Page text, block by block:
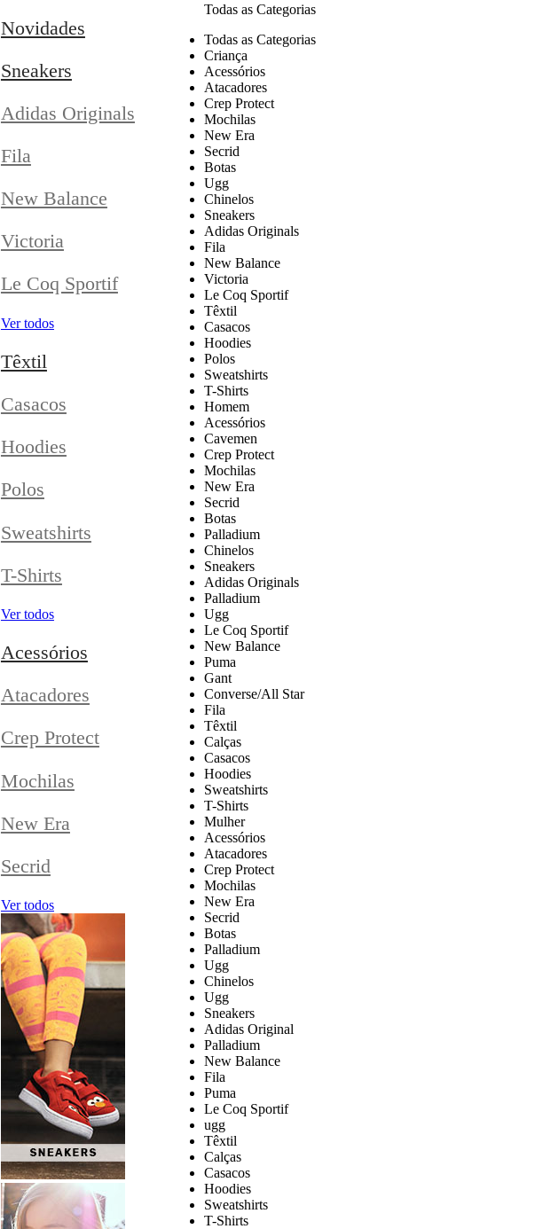
Novidades
Sneakers
Adidas Originals
Fila
New Balance
Victoria
Le Coq Sportif
Ver todos
Têxtil
Casacos
Hoodies
Polos
Sweatshirts
T-Shirts
Ver todos
Acessórios
Atacadores
Crep Protect
Mochilas
New Era
Secrid
Ver todos
Todas as Categorias
Todas as Categorias
Criança
Acessórios
Atacadores
Crep Protect
Mochilas
New Era
Secrid
Botas
Ugg
Chinelos
Sneakers
Adidas Originals
Fila
New Balance
Victoria
Le Coq Sportif
Têxtil
Casacos
Hoodies
Polos
Sweatshirts
T-Shirts
Homem
Acessórios
Cavemen
Crep Protect
Mochilas
New Era
Secrid
Botas
Palladium
Chinelos
Sneakers
Adidas Originals
Palladium
Ugg
Le Coq Sportif
New Balance
Puma
Gant
Converse/All Star
Fila
Têxtil
Calças
Casacos
Hoodies
Sweatshirts
T-Shirts
Mulher
Acessórios
Atacadores
Crep Protect
Mochilas
New Era
Secrid
Botas
Palladium
Ugg
Chinelos
Ugg
Sneakers
Adidas Original
Palladium
New Balance
Fila
Puma
Le Coq Sportif
ugg
Têxtil
Calças
Casacos
Hoodies
Sweatshirts
T-Shirts